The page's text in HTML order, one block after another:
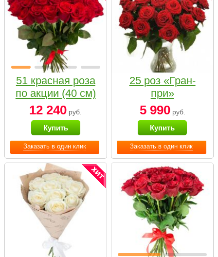
Заказать в один клик
51 красная роза
по акции (40 см)
12 240 руб.
Купить
Заказать в один клик
25 роз «Гран-
при»
5 990руб.
Купить